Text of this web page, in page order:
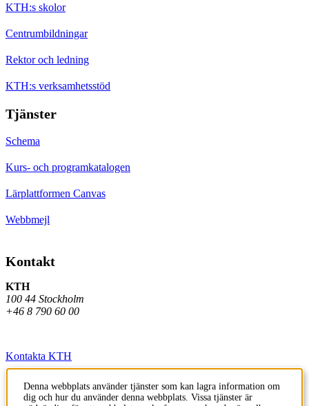
KTH:s skolor
Centrumbildningar
Rektor och ledning
KTH:s verksamhetsstöd
Tjänster
Schema
Kurs- och programkatalogen
Lärplattformen Canvas
Webbmejl
Kontakt
KTH
100 44 Stockholm
+46 8 790 60 00
Kontakta KTH
Jobba på KTH
Denna webbplats använder tjänster som kan lagra information om
dig och hur du använder denna webbplats. Vissa tjänster är